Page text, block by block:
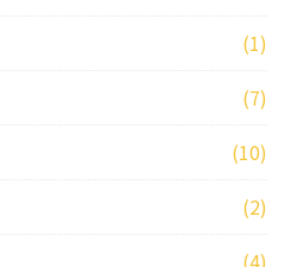
(1)
(7)
(10)
(2)
(4)